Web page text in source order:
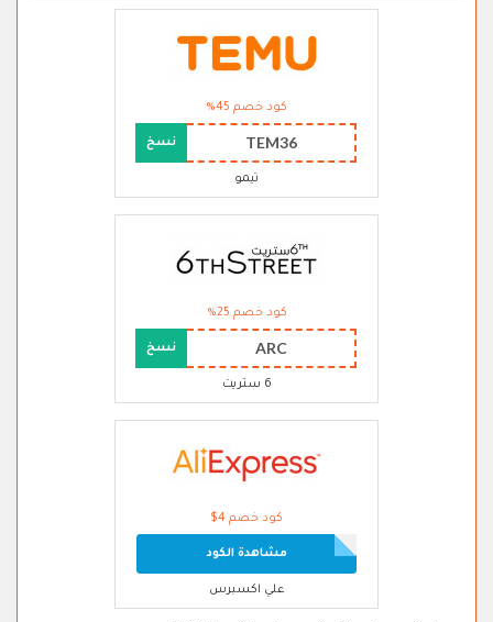
كود خصم 45%
TEM36 نسخ
تيمو
كود خصم 25%
ARC نسخ
6 ستريت
كود خصم 4$
مشاهدة الكود
علي اكسبرس